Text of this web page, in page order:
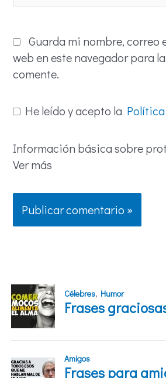
Guarda mi nombre, correo
web en este navegador para
comente.
He leído y acepto la
Información básica sobre
Ver más